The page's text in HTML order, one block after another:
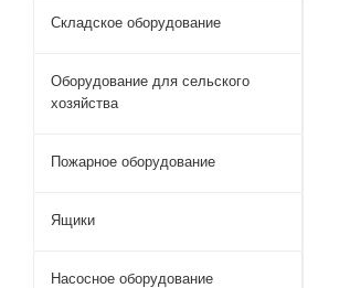
Складское оборудование
Оборудование для сельского
хозяйства
Пожарное оборудование
Ящики
Насосное оборудование